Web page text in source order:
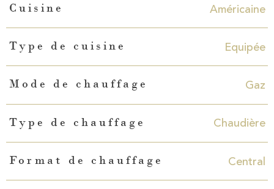
Cuisine Américaine
Type de cuisine Equipée
Mode de chauffage Gaz
Type de chauffage Chaudière
Format de chauffage Central